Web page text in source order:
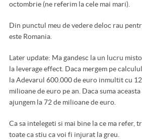
octombrie (ne referim la cele mai mari).
Din punctul meu de vedere deloc rau
este Romania.
Later update: Ma gandesc la un lucru
la leverage effect. Daca mergem pe
la Adevarul 600.000 de euro inmultit cu
milioane de euro pe an. Daca suma
ajungem la 72 de milioane de euro.
Ca sa intelegeti si mai bine la ce ma refer,
toate ca stiu ca voi fi injurat la greu.